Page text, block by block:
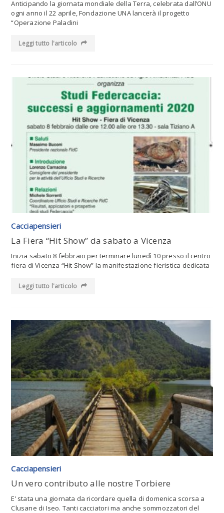
Anticipando la giornata mondiale della Terra, celebrata dall’ONU
ogni anno il 22 aprile, Fondazione UNA lancerà il progetto
“Operazione Paladini
Leggi tutto l'articolo
Leggi tutto l'articolo
Cacciapensieri
La Fiera “Hit Show” da sabato a Vicenza
Inizia sabato 8 febbraio per terminare lunedì 10 presso il centro
fiera di Vicenza “Hit Show” la manifestazione fieristica dedicata
Leggi tutto l'articolo
Leggi tutto l'articolo
Cacciapensieri
Un vero contributo alle nostre Torbiere
E’ stata una giornata da ricordare quella di domenica scorsa a
Clusane di Iseo. Tanti cacciatori ma anche sommozzatori del